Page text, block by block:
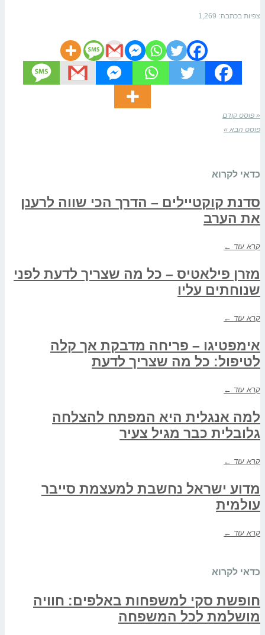
צפיות בכתבה: 1,269
« פוסט קודם
פוסט הבא »
כדאי לקרוא
סדנת קוקטיילים – הדרך הכי שווה לרענן
את הערב
קרא עוד ←
מזרן פילאטיס – כל מה שצריך לדעת לפני
שנוחתים עליו
קרא עוד ←
אימפטיגו – פריחה מדבקת אך קלה
לטיפול: כל מה שצריך לדעת
קרא עוד ←
למה אנגלית היא המפתח להצלחה
גלובלית כבר מגיל צעיר
קרא עוד ←
מדוע ישראל נחשבת למעצמת סייבר
עולמית
קרא עוד ←
כדאי לקרוא
חופשת סקי למשפחות באלפים: חוויה
מושלמת לכל המשפחה